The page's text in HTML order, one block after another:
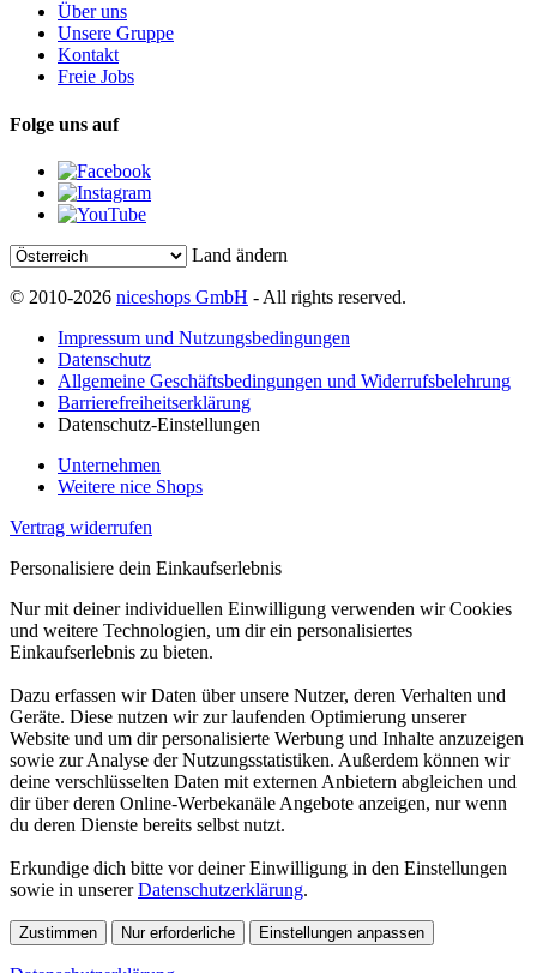
Über uns
Unsere Gruppe
Kontakt
Freie Jobs
Folge uns auf
Land ändern
© 2010-2026 niceshops GmbH - All rights reserved.
Impressum und Nutzungsbedingungen
Datenschutz
Allgemeine Geschäftsbedingungen und Widerrufsbelehrung
Barrierefreiheitserklärung
Datenschutz-Einstellungen
Unternehmen
Weitere nice Shops
Vertrag widerrufen
Personalisiere dein Einkaufserlebnis
Nur mit deiner individuellen Einwilligung verwenden wir Cookies
und weitere Technologien, um dir ein personalisiertes
Einkaufserlebnis zu bieten.
Dazu erfassen wir Daten über unsere Nutzer, deren Verhalten und
Geräte. Diese nutzen wir zur laufenden Optimierung unserer
Website und um dir personalisierte Werbung und Inhalte anzuzeigen
sowie zur Analyse der Nutzungsstatistiken. Außerdem können wir
deine verschlüsselten Daten mit externen Anbietern abgleichen und
dir über deren Online-Werbekanäle Angebote anzeigen, nur wenn
du deren Dienste bereits selbst nutzt.
Erkundige dich bitte vor deiner Einwilligung in den Einstellungen
sowie in unsererDatenschutzerklärung.
Zustimmen Nur erforderliche Einstellungen anpassen